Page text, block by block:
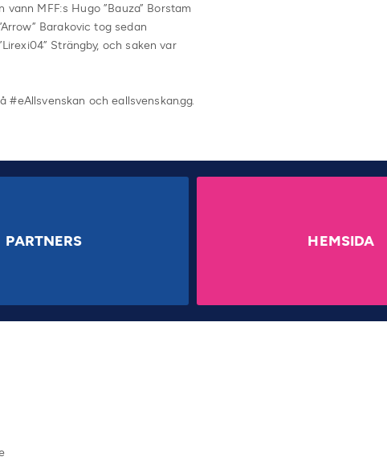
MFF:s Hugo ”Bauza” Borstam
Barakovic tog sedan
Strängby, och saken var
#eAllsvenskan och eallsvenskan.gg.
PARTNERS HEMSIDA